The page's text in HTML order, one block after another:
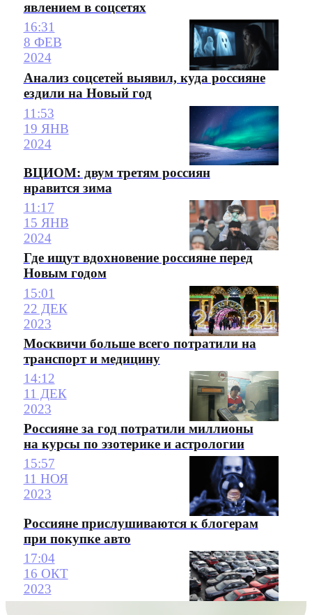
явлением в соцсетях
16:31
8 ФЕВ
2024
Анализ соцсетей выявил, куда россияне
ездили на Новый год
11:53
19 ЯНВ
2024
ВЦИОМ: двум третям россиян
нравится зима
11:17
15 ЯНВ
2024
Где ищут вдохновение россияне перед
Новым годом
15:01
22 ДЕК
2023
Москвичи больше всего потратили на
транспорт и медицину
14:12
11 ДЕК
2023
Россияне за год потратили миллионы
на курсы по эзотерике и астрологии
15:57
11 НОЯ
2023
Россияне прислушиваются к блогерам
при покупке авто
17:04
16 ОКТ
2023